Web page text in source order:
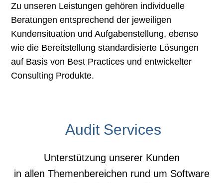
Zu unseren Leistungen gehören individuelle
Beratungen entsprechend der jeweiligen
Kundensituation und Aufgabenstellung, ebenso
wie die Bereitstellung standardisierte Lösungen
auf Basis von Best Practices und entwickelter
Consulting Produkte.
Audit Services
Unterstützung unserer Kunden
in allen Themenbereichen rund um Software